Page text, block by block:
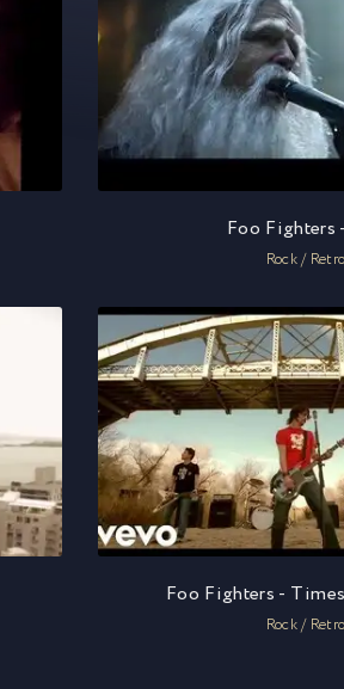
Foo Fighters
Rock / Retro
Foo Fighters -
Rock / Retro